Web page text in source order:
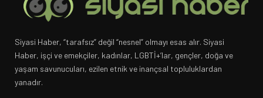
Siyasi Haber, “tarafsız” değil “nesnel” olmayı esas alır. Siyasi
Haber, işçi ve emekçiler, kadınlar, LGBTİ+’lar, gençler, doğa ve
yaşam savunucuları, ezilen etnik ve inançsal topluluklardan
yanadır.